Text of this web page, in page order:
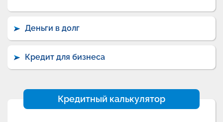
Деньги в долг
Кредит для бизнеса
Кредитный калькулятор